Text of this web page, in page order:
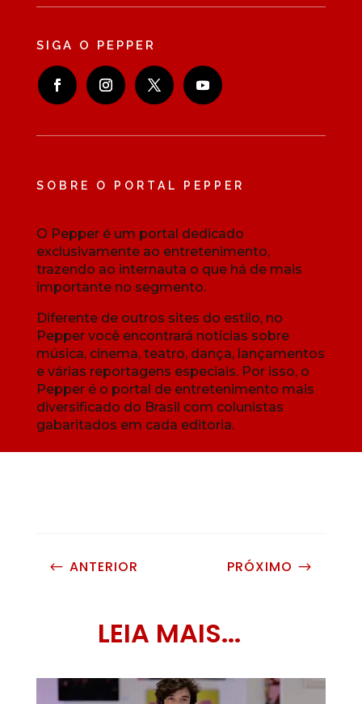
SIGA O PEPPER
SOBRE O PORTAL PEPPER
O Pepper é um portal dedicado
exclusivamente ao entretenimento,
trazendo ao internauta o que há de mais
importante no segmento.
Diferente de outros sites do estilo, no
Pepper você encontrará notícias sobre
música, cinema, teatro, dança, lançamentos
e várias reportagens especiais. Por isso, o
Pepper é o portal de entretenimento mais
diversificado do Brasil com colunistas
gabaritados em cada editoria.
# ANTERIOR PRÓXIMO $
LEIA MAIS...